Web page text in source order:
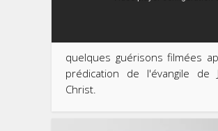
quelques guérisons filmées
prédication de l'évangile de
Christ.